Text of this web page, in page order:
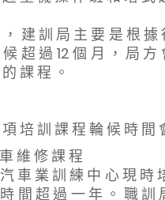
建 訓 局 主 要 是 根
超 過 12 個 月 ， 局
課 程 。
培 訓 課 程 輪 候 時 間
維 修 課 程
車 業 訓 練 中 心 現 時
間 超 過 一 年 。 職 訓